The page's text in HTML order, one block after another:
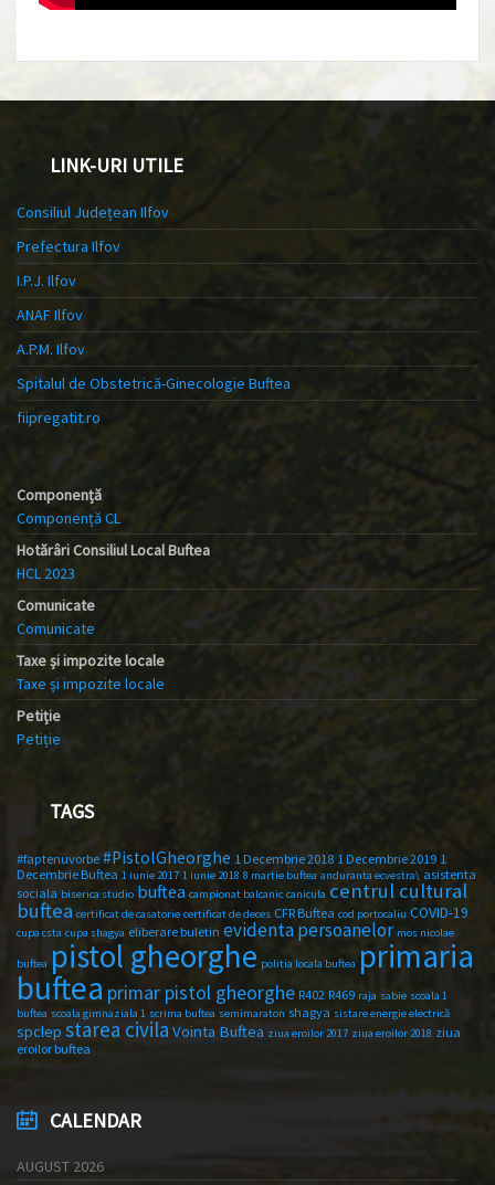
LINK-URI UTILE
Consiliul Județean Ilfov
Prefectura Ilfov
I.P.J. Ilfov
ANAF Ilfov
A.P.M. Ilfov
Spitalul de Obstetrică-Ginecologie Buftea
fiipregatit.ro
Componență
Componență CL
Hotărâri Consiliul Local Buftea
HCL 2023
Comunicate
Comunicate
Taxe și impozite locale
Taxe și impozite locale
Petiție
Petiție
TAGS
#faptenuvorbe #PistolGheorghe 1 Decembrie 2018 1 Decembrie 2019 1
Decembrie Buftea 1 iunie 2017 1 iunie 2018 8 martie buftea anduranta ecvestra\ asistenta
sociala biserica studio buftea campionat balcanic canicula centrul cultural
buftea certificat de casatorie certificat de deces CFR Buftea cod portocaliu COVID-19
cupa csta cupa shagya eliberare buletin evidenta persoanelor mos nicolae
buftea pistol gheorghe politia locala buftea primaria
buftea primar pistol gheorghe R402 R469 raja sabie scoala 1
buftea scoala gimnaziala 1 scrima buftea semimaraton shagya sistare energie electrică
spclep starea civila Vointa Buftea ziua eroilor 2017 ziua eroilor 2018 ziua
eroilor buftea
CALENDAR
AUGUST 2026